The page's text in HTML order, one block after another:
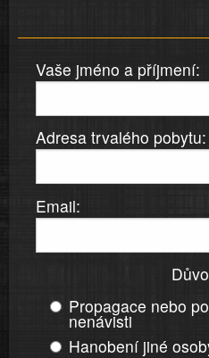
Vaše jméno a příjmení:
Adresa trvalého pobytu:
Email:
Propagace nebo
nenávisti
Hanobení jiné